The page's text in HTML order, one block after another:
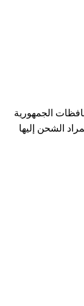
الجمهورية
المراد الشحن إليها